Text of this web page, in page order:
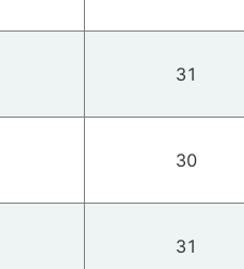
31
30
31